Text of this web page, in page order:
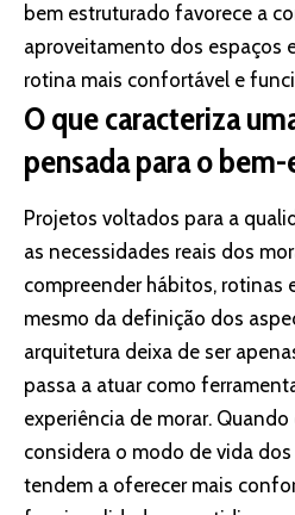
bem estruturado favorece a
aproveitamento dos espaços
rotina mais confortável e
O que caracteriza
pensada para o bem-
Projetos voltados para a
as necessidades reais dos
compreender hábitos, rotinas
mesmo da definição dos
arquitetura deixa de ser
passa a atuar como
experiência de morar.
considera o modo de vida
tendem a oferecer mais